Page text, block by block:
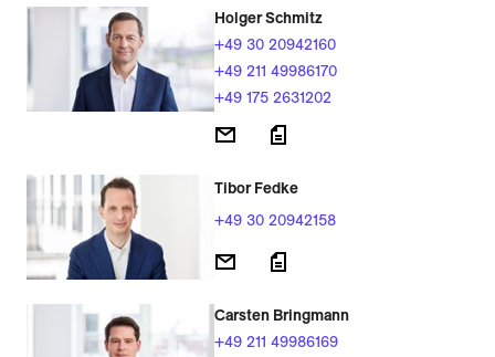
Holger Schmitz
+49 30 20942160
+49 211 49986170
+49 175 2631202
Tibor Fedke
+49 30 20942158
Carsten Bringmann
+49 211 49986169